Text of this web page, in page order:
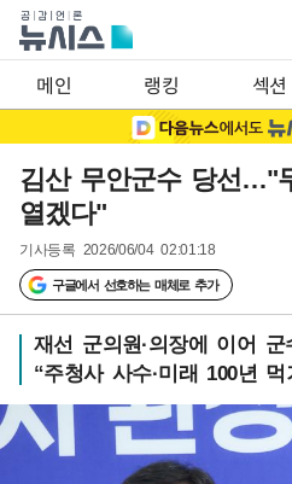
메인 랭킹 섹션
김산 무안군수 당선…"
열겠다"
기사등록 2026/06/04 02:01:18
구글에서 선호하는 매체로 추가
재선 군의원·의장에 이어
“주청사 사수·미래 100년